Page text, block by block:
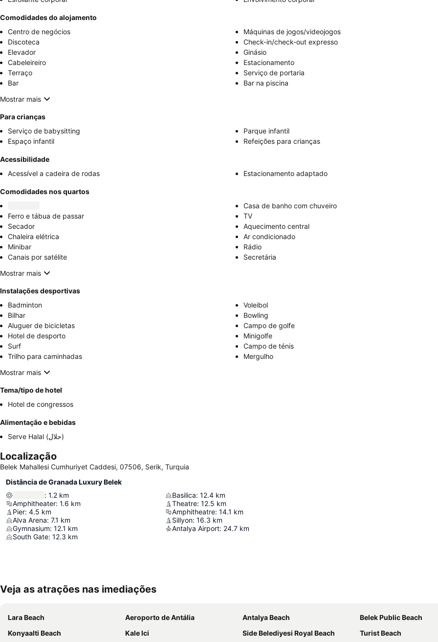
Comodidades do alojamento
Centro de negócios
Máquinas de jogos/videojogos
Discoteca
Check-in/check-out expresso
Elevador
Ginásio
Cabeleireiro
Estacionamento
Terraço
Serviço de portaria
Bar
Bar na piscina
Mostrar mais
Para crianças
Serviço de babysitting
Parque infantil
Espaço infantil
Refeições para crianças
Acessibilidade
Acessível a cadeira de rodas
Estacionamento adaptado
Comodidades nos quartos
Casa de banho com chuveiro
Ferro e tábua de passar
TV
Secador
Aquecimento central
Chaleira elétrica
Ar condicionado
Minibar
Rádio
Canais por satélite
Secretária
Mostrar mais
Instalações desportivas
Badminton
Voleibol
Bilhar
Bowling
Aluguer de bicicletas
Campo de golfe
Hotel de desporto
Minigolfe
Surf
Campo de ténis
Trilho para caminhadas
Mergulho
Mostrar mais
Tema/tipo de hotel
Hotel de congressos
Alimentação e bebidas
Serve Halal (حلال)
Localização
Belek Mahallesi Cumhuriyet Caddesi, 07506, Serik, Turquia
Distância de Granada Luxury Belek
: 1.2 km
Amphitheater: 1.6 km
Pier: 4.5 km
Alva Arena: 7.1 km
Gymnasium: 12.1 km
South Gate: 12.3 km
Basilica: 12.4 km
Theatre: 12.5 km
Amphitheatre: 14.1 km
Sillyon: 16.3 km
Antalya Airport: 24.7 km
Veja as atrações nas imediações
Lara Beach Aeroporto de Antália Antalya Beach
Belek Public Beach
Konyaalti Beach
Kale Ici Side Belediyesi Royal Beach Turist Beach